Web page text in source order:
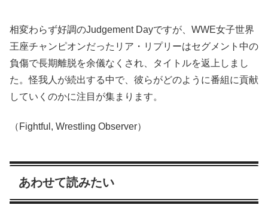
相変わらず好調のJudgement Dayですが、WWE女子世界
王座チャンピオンだったリア・リプリーはセグメント中の
負傷で長期離脱を余儀なくされ、タイトルを返上しまし
た。怪我人が続出する中で、彼らがどのように番組に貢献
していくのかに注目が集まります。
（Fightful, Wrestling Observer）
あわせて読みたい